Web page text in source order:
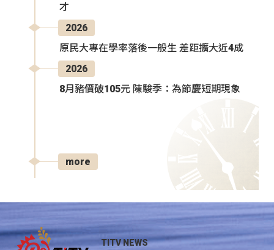
才
2026
原民大專在學率落後一般生 差距擴大近4成
2026
8月豬價破105元 陳駿季：為節慶短期現象
more
TITV NEWS